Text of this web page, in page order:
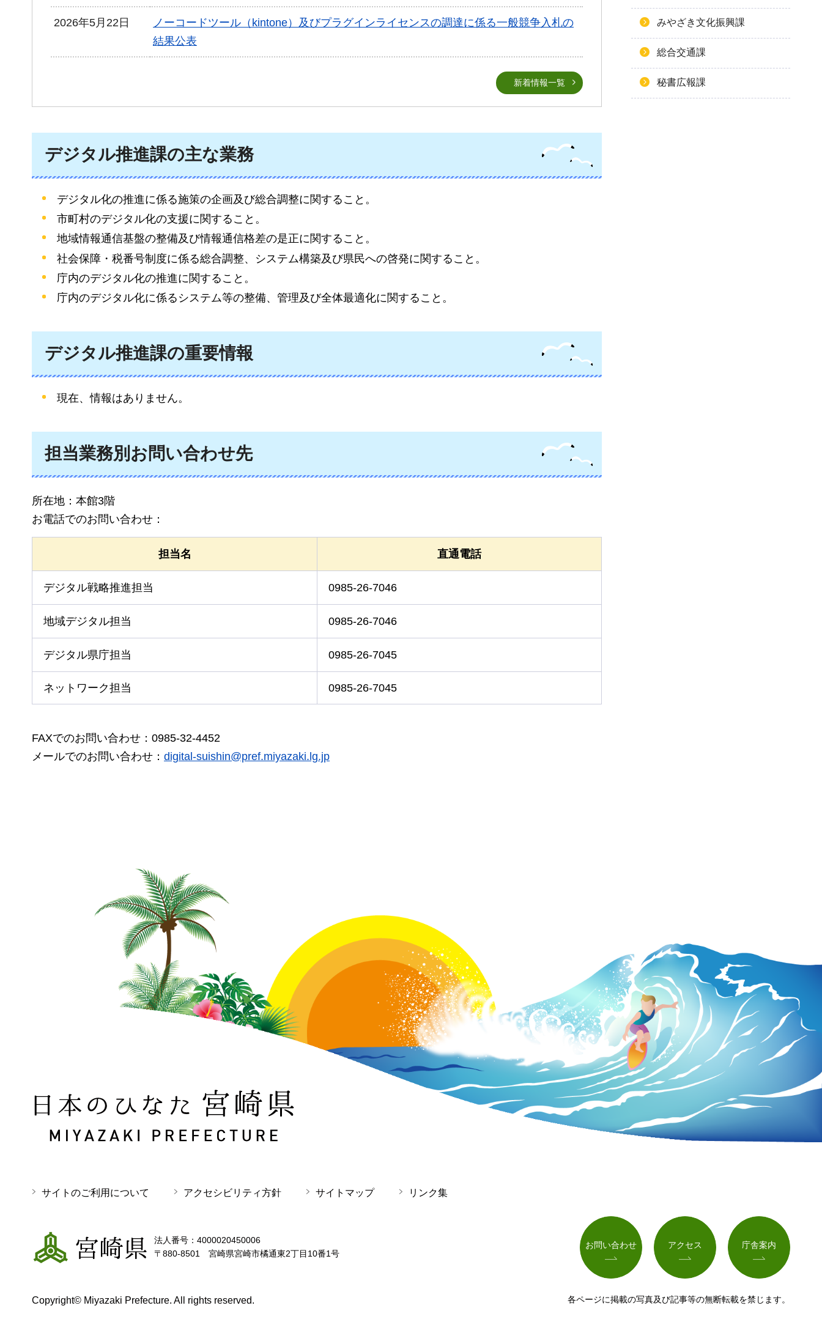
2026年5月22日
ノーコードツール（kintone）及びプラグインライセンスの調達に係る一般競争入札の
結果公表
新着情報一覧
デジタル推進課の主な業務
デジタル化の推進に係る施策の企画及び総合調整に関すること。
市町村のデジタル化の支援に関すること。
地域情報通信基盤の整備及び情報通信格差の是正に関すること。
社会保障・税番号制度に係る総合調整、システム構築及び県民への啓発に関すること。
庁内のデジタル化の推進に関すること。
庁内のデジタル化に係るシステム等の整備、管理及び全体最適化に関すること。
デジタル推進課の重要情報
現在、情報はありません。
担当業務別お問い合わせ先
所在地：本館3階
お電話でのお問い合わせ：
担当名 直通電話
デジタル戦略推進担当 0985-26-7046
地域デジタル担当 0985-26-7046
デジタル県庁担当 0985-26-7045
ネットワーク担当 0985-26-7045
FAXでのお問い合わせ：0985-32-4452
メールでのお問い合わせ： digital-suishin@pref.miyazaki.lg.jp
みやざき文化振興課
総合交通課
秘書広報課
日本のひなた 宮崎県 MIYAZAKI PREFECTURE
サイトのご利用について アクセシビリティ方針 サイトマップ リンク集
宮崎県
法人番号：4000020450006
〒880-8501 宮崎県宮崎市橘通東2丁目10番1号
お問い合わせ アクセス 庁舎案内
Copyright© Miyazaki Prefecture. All rights reserved. 各ページに掲載の写真及び記事等の無断転載を禁じます。